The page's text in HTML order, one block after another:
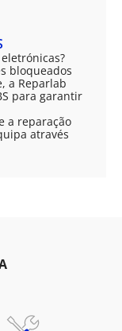
bloqueados
a Reparlab
para garantir
a reparação
através